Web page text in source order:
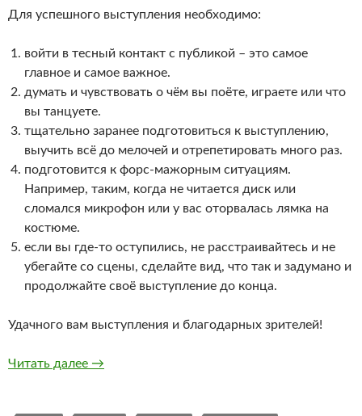
Для успешного выступления необходимо:
войти в тесный контакт с публикой – это самое
главное и самое важное.
думать и чувствовать о чём вы поёте, играете или что
вы танцуете.
тщательно заранее подготовиться к выступлению,
выучить всё до мелочей и отрепетировать много раз.
подготовится к форс-мажорным ситуациям.
Например, таким, когда не читается диск или
сломался микрофон или у вас оторвалась лямка на
костюме.
если вы где-то оступились, не расстраивайтесь и не
убегайте со сцены, сделайте вид, что так и задумано и
продолжайте своё выступление до конца.
Удачного вам выступления и благодарных зрителей!
Читать далее Как преодолеть страх сцены
→